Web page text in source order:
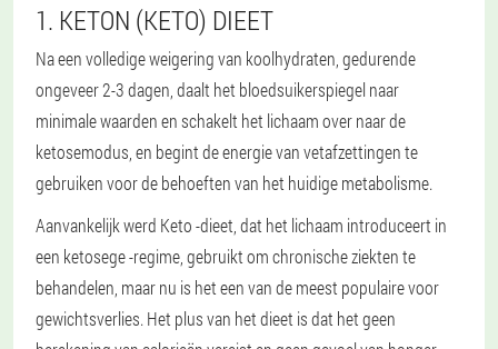
1. KETON (KETO) DIEET
Na een volledige weigering van koolhydraten, gedurende
ongeveer 2-3 dagen, daalt het bloedsuikerspiegel naar
minimale waarden en schakelt het lichaam over naar de
ketosemodus, en begint de energie van vetafzettingen te
gebruiken voor de behoeften van het huidige metabolisme.
Aanvankelijk werd Keto -dieet, dat het lichaam introduceert in
een ketosege -regime, gebruikt om chronische ziekten te
behandelen, maar nu is het een van de meest populaire voor
gewichtsverlies. Het plus van het dieet is dat het geen